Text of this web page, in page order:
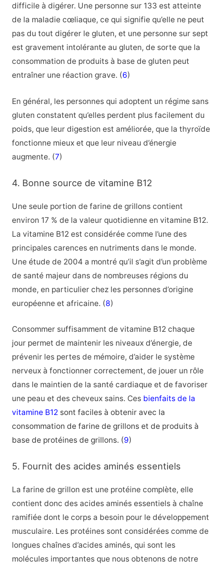
difficile à digérer. Une personne sur 133 est atteinte
de la maladie cœliaque, ce qui signifie qu’elle ne peut
pas du tout digérer le gluten, et une personne sur sept
est gravement intolérante au gluten, de sorte que la
consommation de produits à base de gluten peut
entraîner une réaction grave. (6)
En général, les personnes qui adoptent un régime sans
gluten constatent qu’elles perdent plus facilement du
poids, que leur digestion est améliorée, que la thyroïde
fonctionne mieux et que leur niveau d’énergie
augmente. (7)
4. Bonne source de vitamine B12
Une seule portion de farine de grillons contient
environ 17 % de la valeur quotidienne en vitamine B12.
La vitamine B12 est considérée comme l’une des
principales carences en nutriments dans le monde.
Une étude de 2004 a montré qu’il s’agit d’un problème
de santé majeur dans de nombreuses régions du
monde, en particulier chez les personnes d’origine
européenne et africaine. (8)
Consommer suffisamment de vitamine B12 chaque
jour permet de maintenir les niveaux d’énergie, de
prévenir les pertes de mémoire, d’aider le système
nerveux à fonctionner correctement, de jouer un rôle
dans le maintien de la santé cardiaque et de favoriser
une peau et des cheveux sains. Ces bienfaits de la
vitamine B12 sont faciles à obtenir avec la
consommation de farine de grillons et de produits à
base de protéines de grillons. (9)
5. Fournit des acides aminés essentiels
La farine de grillon est une protéine complète, elle
contient donc des acides aminés essentiels à chaîne
ramifiée dont le corps a besoin pour le développement
musculaire. Les protéines sont considérées comme de
longues chaînes d’acides aminés, qui sont les
molécules importantes que nous obtenons de notre